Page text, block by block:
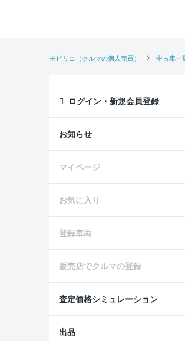
モビリコ（クルマの個人売買） 中古車一
ログイン・新規会員登録
お知らせ
マイページ
お気に入り
登録車両
販売店でクルマの登録
査定価格シミュレーション
出品